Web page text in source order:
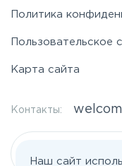
Политика
Пользовательское
Карта сайта
Контакты:
Наш сайт